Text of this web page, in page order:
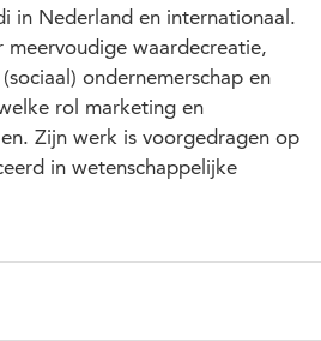
in Nederland en internationaal.
waardecreatie,
ondernemerschap en
rol marketing en
Zijn werk is voorgedragen op
in wetenschappelijke